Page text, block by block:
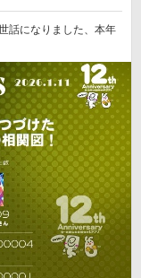
話になりました、本年